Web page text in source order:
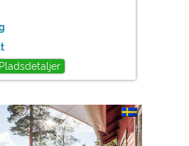
Pladsdetaljer